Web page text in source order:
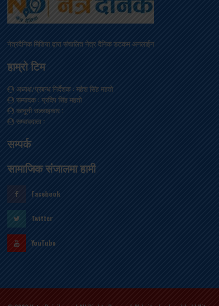
नेत्रदैनिक मिडिया द्वारा संचालित नेत्र दैनिक डटकम अनलाईन
हाम्रो टिम
अध्यक्ष/प्रबन्ध निर्देशक: महेश सिंह महतो
सम्पादक: प्रदिप सिंह महतो
कानूनी सल्लाहकार:
सम्वाददाता:
सम्पर्क
सामाजिक संजालमा हामी
Facebook
Twitter
YouTube